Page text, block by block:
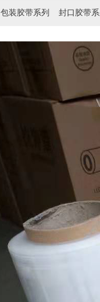
包装胶带系列 封口胶带